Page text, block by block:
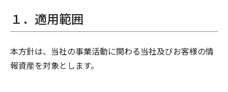
１．適用範囲
本方針は、当社の事業活動に関わる当社及びお客様の情
報資産を対象とします。